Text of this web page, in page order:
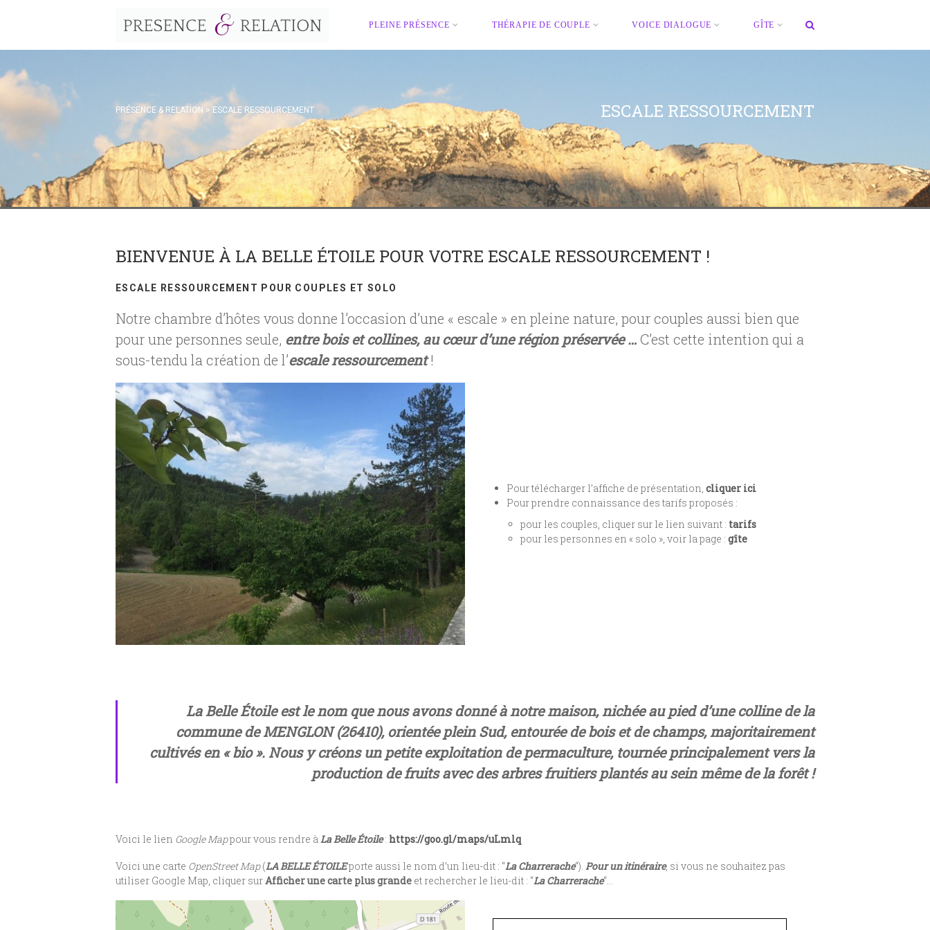
PLEINE PRÉSENCE THÉRAPIE DE COUPLE VOICE DIALOGUE GÎTE
PRÉSENCE & RELATION > ESCALE RESSOURCEMENT ESCALE RESSOURCEMENT
BIENVENUE À LA BELLE ÉTOILE POUR VOTRE ESCALE RESSOURCEMENT !
ESCALE RESSOURCEMENT POUR COUPLES ET SOLO
Notre chambre d’hôtes vous donne l’occasion d’une « escale » en pleine nature, pour couples aussi bien que
pour une personnes seule, entre bois et collines, au cœur d’une région préservée …C’est cette intention qui a
sous-tendu la création de l’escale ressourcement!
Pour télécharger l’affiche de présentation,cliquer ici
Pour prendre connaissance des tarifs proposés :
pour les couples, cliquer sur le lien suivant : tarifs
pour les personnes en « solo », voir la page :gîte
LaBelle Étoileest le nom que nous avons donné à notre maison, nichée au pied d’une colline de la
commune de MENGLON (26410), orientée plein Sud, entourée de bois et de champs, majoritairement
cultivés en « bio ». Nous y créons un petite exploitation de permaculture, tournée principalement vers la
production de fruits avec des arbres fruitiers plantés au sein même de la forêt !
Voici le lien Google Mappour vous rendre à La Belle Étoile: https://goo.gl/maps/uLmlq
Voici une carte OpenStreet Map(LA BELLE ÉTOILEporte aussi le nom d’un lieu-dit : “La Charrerache“). Pour un itinéraire, si vous ne souhaitez pas
utiliser Google Map, cliquer surAfficher une carte plus grande et rechercher le lieu-dit : “La Charrerache“…